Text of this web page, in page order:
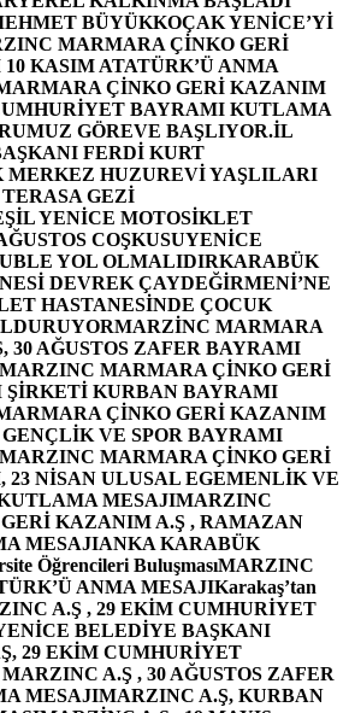
BÜYÜKKOÇAK YENİCE’Yİ
MARMARA ÇİNKO GERİ
KASIM ATATÜRK’Ü ANMA
ÇİNKO GERİ KAZANIM
BAYRAMI KUTLAMA
GÖREVE BAŞLIYOR.İL
FERDİ KURT
MERKEZ HUZUREVİ YAŞLILARI
GEZİ
YENİCE MOTOSİKLET
COŞKUSUYENİCE
YOL OLMALIDIRKARABÜK
DEVREK ÇAYDEĞİRMENİ’NE
HASTANESİNDE ÇOCUK
MARZİNC MARMARA
30 AĞUSTOS ZAFER BAYRAMI
MARZINC MARMARA ÇİNKO GERİ
KURBAN BAYRAMI
ÇİNKO GERİ KAZANIM
VE SPOR BAYRAMI
MARZINC MARMARA ÇİNKO GERİ
NİSAN ULUSAL EGEMENLİK VE
MESAJIMARZINC
KAZANIM A.Ş , RAMAZAN
MESAJIANKA KARABÜK
Öğrencileri BuluşmasıMARZINC
ANMA MESAJIKarakaş’tan
A.Ş , 29 EKİM CUMHURİYET
BELEDİYE BAŞKANI
29 EKİM CUMHURİYET
MARZINC A.Ş , 30 AĞUSTOS ZAFER
MESAJIMARZINC A.Ş, KURBAN